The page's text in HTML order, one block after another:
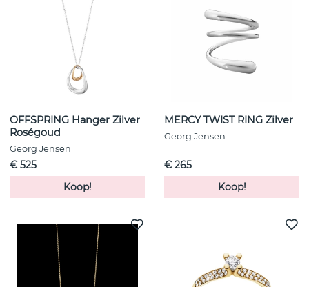
OFFSPRING Hanger Zilver
Roségoud
Georg Jensen
€ 525
Koop!
MERCY TWIST RING Zilver
Georg Jensen
€ 265
Koop!